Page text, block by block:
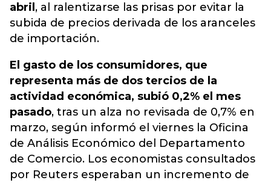
abril , al ralentizarse las prisas por evitar la
subida de precios derivada de los aranceles
de importación.
El gasto de los consumidores, que
representa más de dos tercios de la
actividad económica, subió 0,2% el mes
pasado, tras un alza no revisada de 0,7% en
marzo, según informó el viernes la Oficina
de Análisis Económico del Departamento
de Comercio. Los economistas consultados
por Reuters esperaban un incremento de